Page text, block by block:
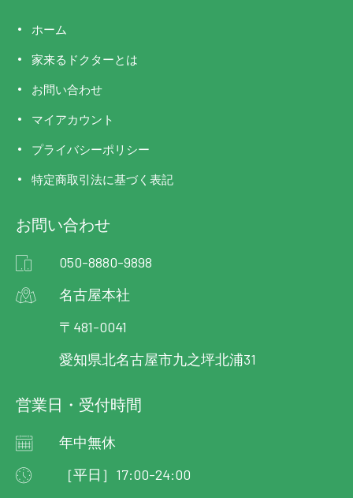
ホーム
家来るドクターとは
お問い合わせ
マイアカウント
プライバシーポリシー
特定商取引法に基づく表記
お問い合わせ
050-8880-9898
名古屋本社
〒481-0041
愛知県北名古屋市九之坪北浦31
営業日・受付時間
年中無休
［平日］17:00-24:00